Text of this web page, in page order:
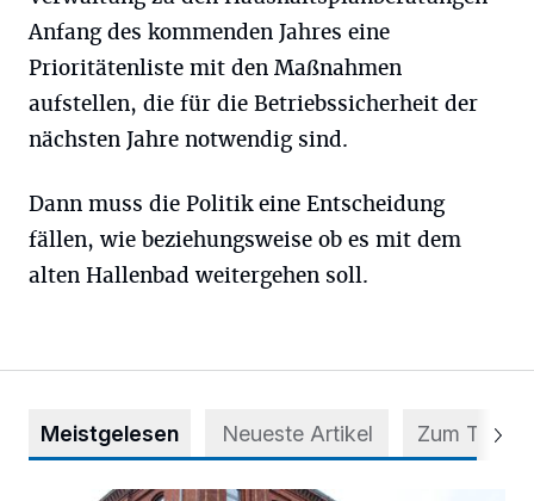
Anfang des kommenden Jahres eine
Prioritätenliste mit den Maßnahmen
aufstellen, die für die Betriebssicherheit der
nächsten Jahre notwendig sind.
Dann muss die Politik eine Entscheidung
fällen, wie beziehungsweise ob es mit dem
alten Hallenbad weitergehen soll.
Meistgelesen Neueste Artikel Zum Thema